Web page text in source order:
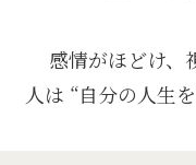
感情がほどけ
人は “自分の人生